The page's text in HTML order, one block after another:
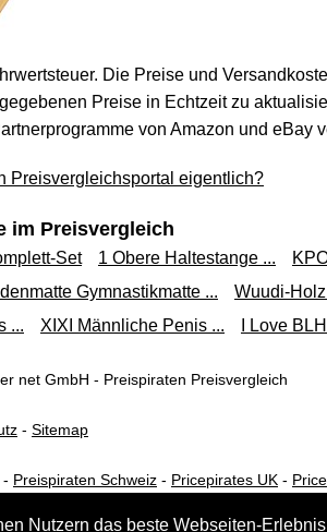
Die Preise und
Preise in Echtzeit zu
von Amazon und
Preisvergleichsportal eigentlich?
im Preisvergleich
Set 1 Obere Haltestange ...
Gymnastikmatte ...
Wuudi-
...
XIXI Männliche Penis ... I Love
net GmbH - Preispiraten Preisvergleich
- Sitemap
- Preispiraten Schweiz - Pricepirates UK -
Nutzern das beste Webseiten-